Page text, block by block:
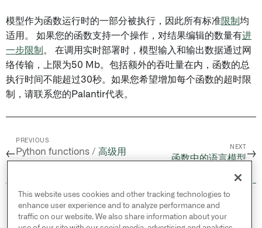
模型作为函数运行时的一部分被执行，因此所有标准限制 均
适用。 如果您的函数支持一个操作，对结果编辑的数量有进
一步限制 。 在调用实时部署时，模型输入和输出数据通过网
络传输，上限为50 Mb。包括额外的吞吐量在内，函数的总
执行时间不能超过30秒。如果您希望增加每个函数的超时限
制，请联系您的Palantir代表。
←
PREVIOUS
Python functions / 高级用
NEXT
函数中的语言模型→
© 2026 Palantir Technologies Inc. All rights
reserved.
This website uses cookies and other tracking technologies to
enhance user experience and to analyze performance and
traffic on our website. We also share information about your